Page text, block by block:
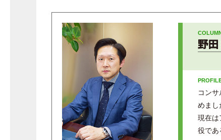
野
コン
めまし
現在は
役であ